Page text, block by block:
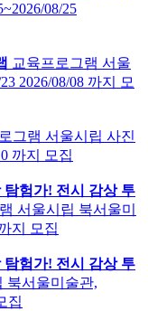
08/25
교육프로그램 서울
2026/08/08 까지 모
그램 서울시립 사진
까지 모집
험가! 전시 감상 투
서울시립 북서울미
지 모집
험가! 전시 감상 투
북서울미술관,
집